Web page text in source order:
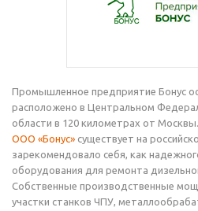
Промышленное предприятие Бонус
расположено в Центральном
области в 120 километрах от Москвы.
ООО «Бонус» существует на
зарекомендовало себя, как
оборудования для ремонта
Собственные производственные
участки станков ЧПУ,